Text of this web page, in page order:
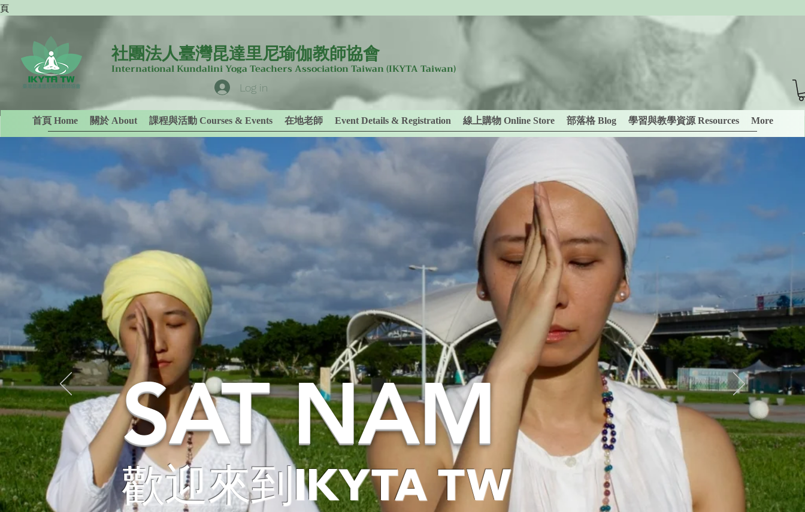
社團法人臺灣昆達里尼瑜伽教師協會
International Kundalini Yoga Teachers Association Taiwan(IKYTA Taiwan)
Log in
首頁 Home 關於 About 課程與活動 Courses & Events 在地老師 Event Details & Registration 線上購物 Online Store 部落格 Blog 學習與教學資源 Resources More
SAT NAM
歡迎來到IKYTA TW